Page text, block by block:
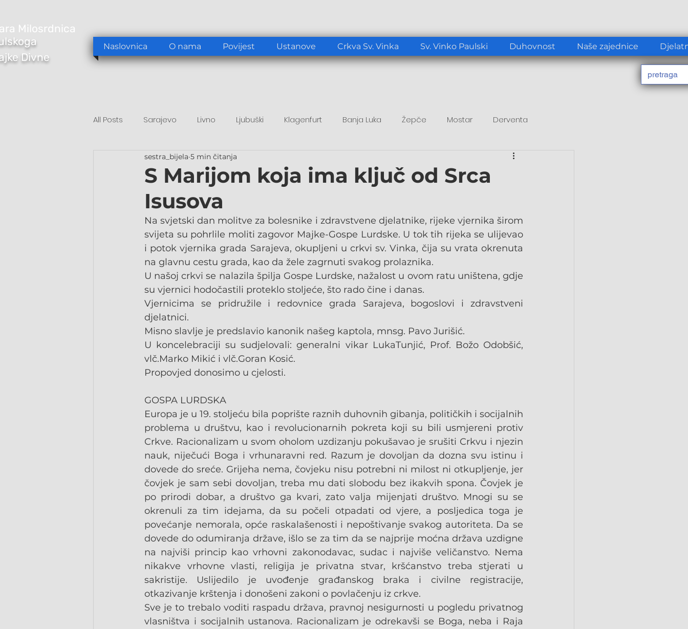
Naslovnica O nama Povijest Ustanove Crkva Sv. Vinka Sv. Vinko Paulski Duhovnost Naše zajednice
Milosrdnica
Divne
All Posts Sarajevo Livno Ljubuški Klagenfurt Banja Luka Žepče Mostar Derventa
Tomislavgrad Sarajevo/Stup
S Marijom koja ima ključ od Srca
Isusova
sestra_bijela 5 min čitanja
Na svjetski dan molitve za bolesnike i zdravstvene djelatnike, rijeke vjernika širom
svijeta su pohrlile moliti zagovor Majke-Gospe Lurdske. U tok tih rijeka se ulijevao
i potok vjernika grada Sarajeva, okupljeni u crkvi sv. Vinka, čija su vrata okrenuta
na glavnu cestu grada, kao da žele zagrnuti svakog prolaznika.
U našoj crkvi se nalazila špilja Gospe Lurdske, nažalost u ovom ratu uništena, gdje
su vjernici hodočastili proteklo stoljeće, što rado čine i danas.
Vjernicima se pridružile i redovnice grada Sarajeva, bogoslovi i zdravstveni
djelatnici.
Misno slavlje je predslavio kanonik našeg kaptola, mnsg. Pavo Jurišić.
U koncelebraciji su sudjelovali: generalni vikar LukaTunjić, Prof. Božo Odobšić,
vlč.Marko Mikić i vlč.Goran Kosić.
Propovjed donosimo u cjelosti.
GOSPA LURDSKA
Europa je u 19. stoljeću bila poprište raznih duhovnih gibanja, političkih i socijalnih
problema u društvu, kao i revolucionarnih pokreta koji su bili usmjereni protiv
Crkve. Racionalizam u svom oholom uzdizanju pokušavao je srušiti Crkvu i njezin
nauk, niječući Boga i vrhunaravni red. Razum je dovoljan da dozna svu istinu i
dovede do sreće. Grijeha nema, čovjeku nisu potrebni ni milost ni otkupljenje, jer
čovjek je sam sebi dovoljan, treba mu dati slobodu bez ikakvih spona. Čovjek je
po prirodi dobar, a društvo ga kvari, zato valja mijenjati društvo. Mnogi su se
okrenuli za tim idejama, da su počeli otpadati od vjere, a posljedica toga je
povećanje nemorala, opće raskalašenosti i nepoštivanje svakog autoriteta. Da se
dovede do odumiranja države, išlo se za tim da se najprije moćna država uzdigne
na najviši princip kao vrhovni zakonodavac, sudac i najviše veličanstvo. Nema
nikakve vrhovne vlasti, religija je privatna stvar, kršćanstvo treba stjerati u
sakristije. Uslijedilo je uvođenje građanskog braka i civilne registracije,
otkazivanje krštenja i donošeni zakoni o povlačenju iz crkve.
Sve je to trebalo voditi raspadu država, pravnoj nesigurnosti u pogledu privatnog
vlasništva i socijalnih ustanova. Racionalizam je odrekavši se Boga, neba i Raja